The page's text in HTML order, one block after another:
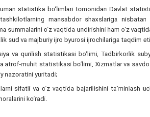
statistika bo‘limlari tomonidan Davlat
mansabdor shaxslariga nisbatan
summalarini o‘z vaqtida undirishini ham o‘z
sud va majburiy ijro byurosi ijrochilariga taqdim
va qurilish statistikasi bo‘limi, Tadbirkorlik
atrof-muhit statistikasi bo‘limi, Xizmatlar va
nazoratini yuritadi;
sifatli va o‘z vaqtida bajarilishini ta’minlash
ko‘radi.